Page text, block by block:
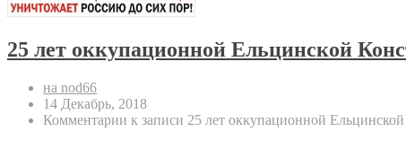
25 лет оккупационной Ельцинской
на nod66
14 Декабрь, 2018
Комментарии к записи 25 лет оккупационной